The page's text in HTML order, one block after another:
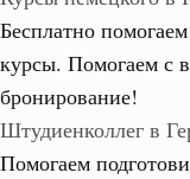
Бесплатно
курсы. Помогаем с
бронирование!
Штудиенколлег в
Помогаем